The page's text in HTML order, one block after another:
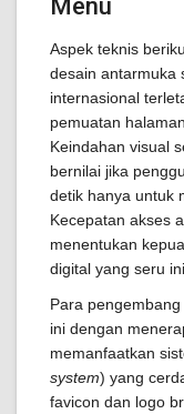
Menu
Aspek teknis
desain antarmuka
internasional
pemuatan
Keindahan visual
bernilai jika
detik hanya untuk
Kecepatan akses
menentukan
digital yang seru ini.
Para
ini dengan
memanfaatkan
system) yang
favicon dan logo